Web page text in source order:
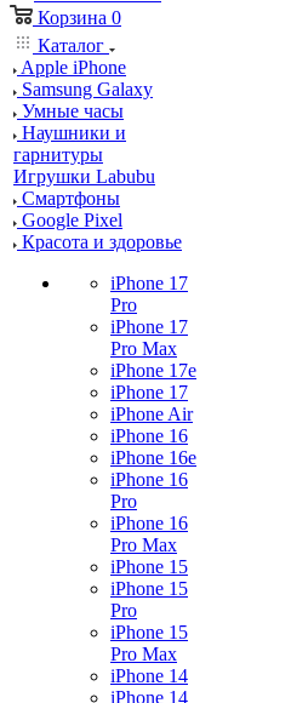
Корзина 0
Каталог
Apple iPhone
Samsung Galaxy
Умные часы
Наушники и
гарнитуры
Игрушки Labubu
Смартфоны
Google Pixel
Красота и здоровье
iPhone 17
Pro
iPhone 17
Pro Max
iPhone 17e
iPhone 17
iPhone Air
iPhone 16
iPhone 16e
iPhone 16
Pro
iPhone 16
Pro Max
iPhone 15
iPhone 15
Pro
iPhone 15
Pro Max
iPhone 14
iPhone 14